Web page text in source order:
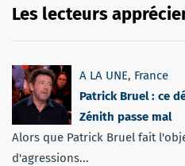
Les lecteurs
A LA UNE, France
Patrick Bruel : ce
Zénith passe mal
Alors que Patrick Bruel fait
d'agressions...